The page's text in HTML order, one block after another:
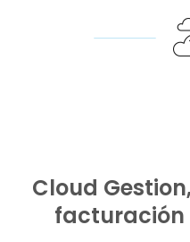
Cloud
facturación